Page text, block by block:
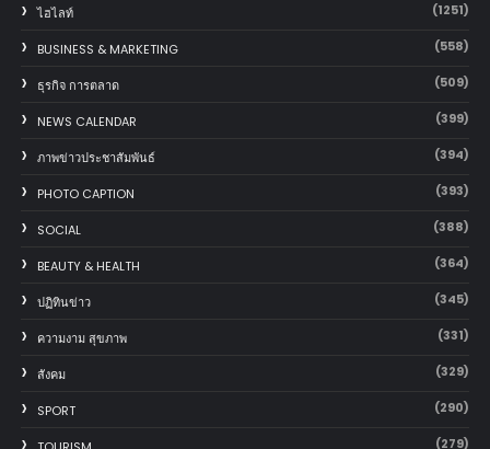
ไฮไลท์ (1251)
BUSINESS & MARKETING (558)
ธุรกิจ การตลาด (509)
NEWS CALENDAR (399)
ภาพข่าวประชาสัมพันธ์ (394)
PHOTO CAPTION (393)
SOCIAL (388)
BEAUTY & HEALTH (364)
ปฏิทินข่าว (345)
ความงาม สุขภาพ (331)
สังคม (329)
SPORT (290)
(279)